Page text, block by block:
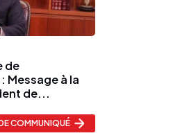
de
Message à la
de...
COMMUNIQUÉ